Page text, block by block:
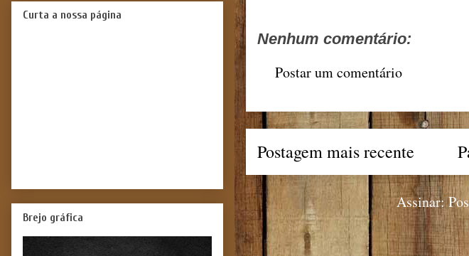
Nenhum comentário:
Postar um comentário
Postagem mais recente
Assinar:
Curta a nossa página
Brejo gráfica